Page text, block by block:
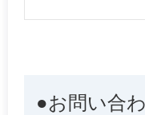
●お問い合